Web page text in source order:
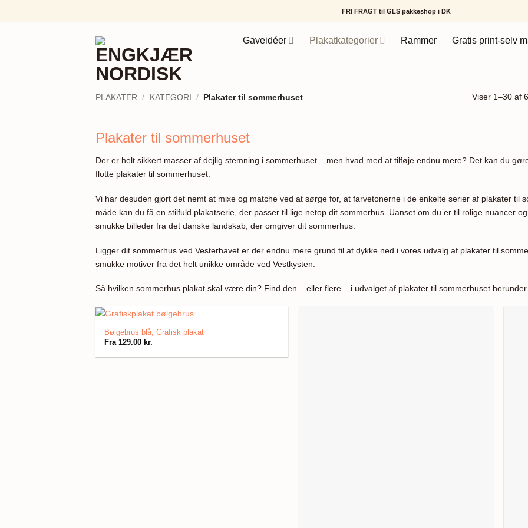
FRI FRAGT til GLS pakkeshop i DK
Gaveidéer Plakatkategorier Rammer Gratis print-selv
PLAKATER / KATEGORI / Plakater til sommerhuset Viser 1–30 af
Plakater til sommerhuset
Der er helt sikkert masser af dejlig stemning i sommerhuset – men hvad med at tilføje endnu mere? Det kan du
flotte plakater til sommerhuset.
Vi har desuden gjort det nemt at mixe og matche ved at sørge for, at farvetonerne i de enkelte serier af plakater til
måde kan du få en stilfuld plakatserie, der passer til lige netop dit sommerhus. Uanset om du er til rolige nuancer
smukke billeder fra det danske landskab, der omgiver dit sommerhus.
Ligger dit sommerhus ved Vesterhavet er der endnu mere grund til at dykke ned i vores udvalg af plakater til
smukke motiver fra det helt unikke område ved Vestkysten.
Så hvilken sommerhus plakat skal være din? Find den – eller flere – i udvalget af plakater til sommerhuset herunder.
Bølgebrus blå, Grafisk plakat
Fra 129.00 kr.